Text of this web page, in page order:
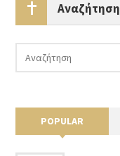
Αναζήτηση
POPULAR